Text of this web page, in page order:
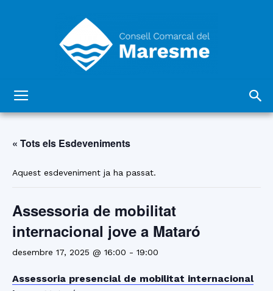
del
« Tots els Esdeveniments
Aquest esdeveniment ja ha passat.
Assessoria de mobilitat
internacional jove a Mataró
desembre 17, 2025 @ 16:00 - 19:00
Assessoria presencial de mobilitat internacional